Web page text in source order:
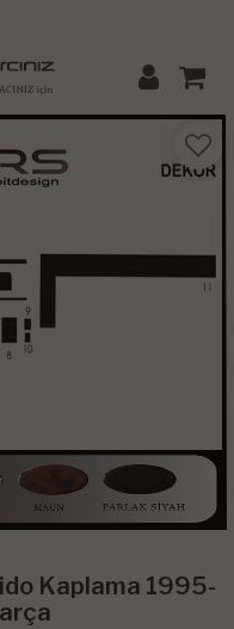
Kaplama 1995-